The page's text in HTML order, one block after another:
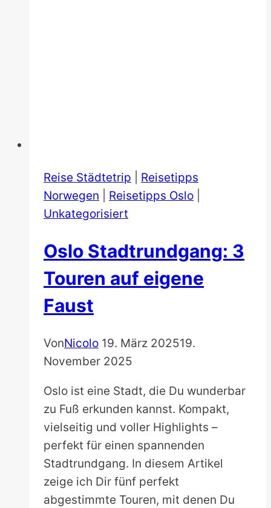
Reise Städtetrip
Reisetipps
Norwegen
Reisetipps Oslo
Unkategorisiert
Oslo Stadtrundgang: 3
Touren auf eigene
Faust
VonNicolo 19. März 202519.
November 2025
Oslo ist eine Stadt, die Du wunderbar
zu Fuß erkunden kannst. Kompakt,
vielseitig und voller Highlights –
perfekt für einen spannenden
Stadtrundgang. In diesem Artikel
zeige ich Dir fünf perfekt
abgestimmte Touren, mit denen Du